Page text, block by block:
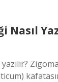
Nasıl
yazılır?